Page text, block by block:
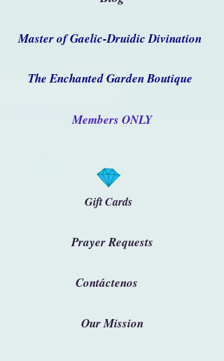
Master of Gaelic-Druidic Divination
The Enchanted Garden Boutique
Members ONLY
Gift Cards
Prayer Requests
Contáctenos
Our Mission